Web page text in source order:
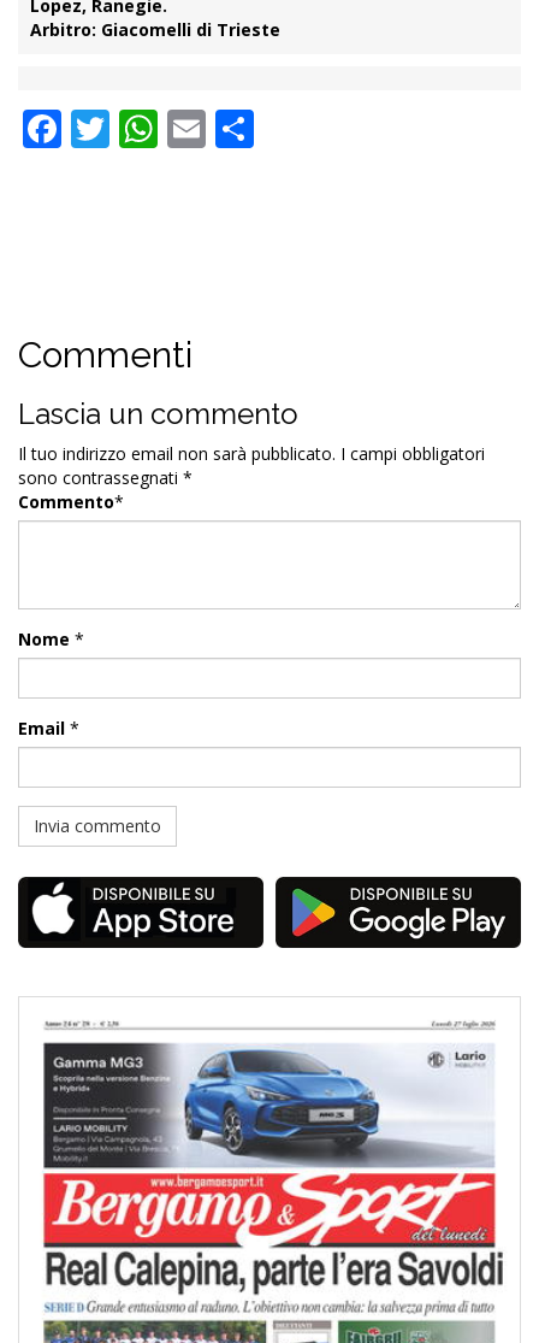
Lopez, Ranegie.
Arbitro: Giacomelli di Trieste
Facebook
Twitter
WhatsApp
Email
Commenti
Lascia un commento
Il tuo indirizzo email non sarà pubblicato. I campi obbligatori
sono contrassegnati *
Commento*
Nome *
Email *